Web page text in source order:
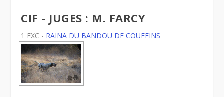
CIF - JUGES : M. FARCY
1 EXC - RAINA DU BANDOU DE COUFFINS